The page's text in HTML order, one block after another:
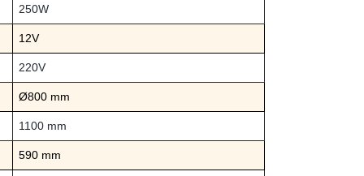
250W
12V
220V
Ø800 mm
1100 mm
590 mm